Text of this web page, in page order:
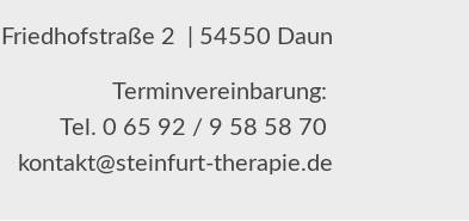
Friedhofstraße 2 | 54550 Daun
Terminvereinbarung:
Tel. 0 65 92 / 9 58 58 70
kontakt@steinfurt-therapie.de